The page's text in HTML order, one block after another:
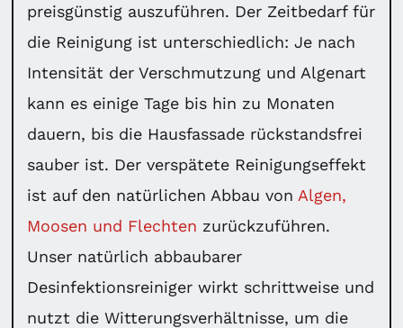
preisgünstig auszuführen. Der Zeitbedarf für
die Reinigung ist unterschiedlich: Je nach
Intensität der Verschmutzung und Algenart
kann es einige Tage bis hin zu Monaten
dauern, bis die Hausfassade rückstandsfrei
sauber ist. Der verspätete Reinigungseffekt
ist auf den natürlichen Abbau von Algen,
Moosen und Flechten zurückzuführen.
Unser natürlich abbaubarer
Desinfektionsreiniger wirkt schrittweise und
nutzt die Witterungsverhältnisse, um die